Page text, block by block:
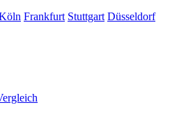
Frankfurt Stuttgart Düsseldorf